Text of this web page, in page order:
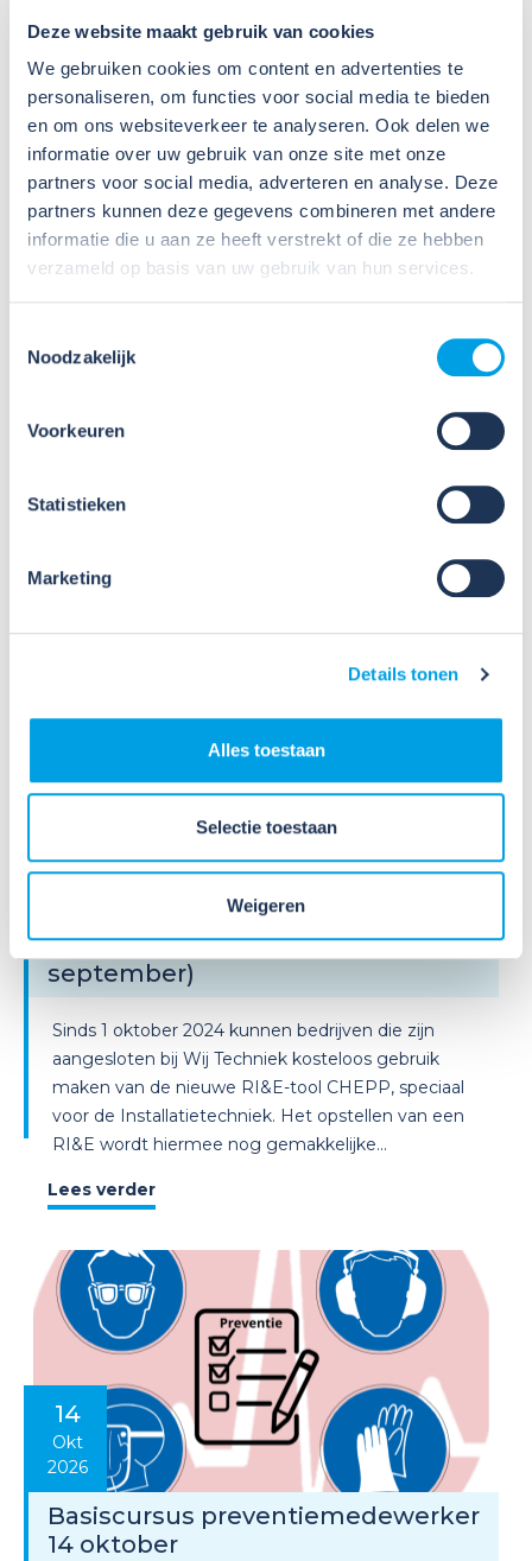
Deze website maakt gebruik van cookies
We gebruiken cookies om content en advertenties te
personaliseren, om functies voor social media te bieden
en om ons websiteverkeer te analyseren. Ook delen we
informatie over uw gebruik van onze site met onze
partners voor social media, adverteren en analyse. Deze
partners kunnen deze gegevens combineren met andere
informatie die u aan ze heeft verstrekt of die ze hebben
verzameld op basis van uw gebruik van hun services.
Noodzakelijk
Voorkeuren
Statistieken
Marketing
Details tonen
Alles toestaan
Selectie toestaan
Weigeren
23
Nov
2026
tool: Werken met CHEPP (23
november)
Sinds 1 oktober 2024 kunnen bedrijven die zijn
maken van de nieuwe RI&E-tool CHEPP, speciaal
voor de Installatietechniek. Het opstellen van een
Lees verder
2026
Online workshop nieuwe RI&E-
tool: Werken met CHEPP (14
september)
Sinds 1 oktober 2024 kunnen bedrijven die zijn
aangesloten bij Wij Techniek kosteloos gebruik
maken van de nieuwe RI&E-tool CHEPP, speciaal
voor de Installatietechniek. Het opstellen van een
RI&E wordt hiermee nog gemakkelijke...
Lees verder
14
Okt
2026
Basiscursus preventiemedewerker
14 oktober